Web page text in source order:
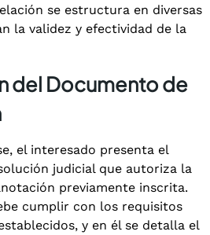
se estructura en diversas
la validez y efectividad de la
del Documento de
el interesado presenta el
judicial que autoriza la
previamente inscrita.
cumplir con los requisitos
y en él se detalla el